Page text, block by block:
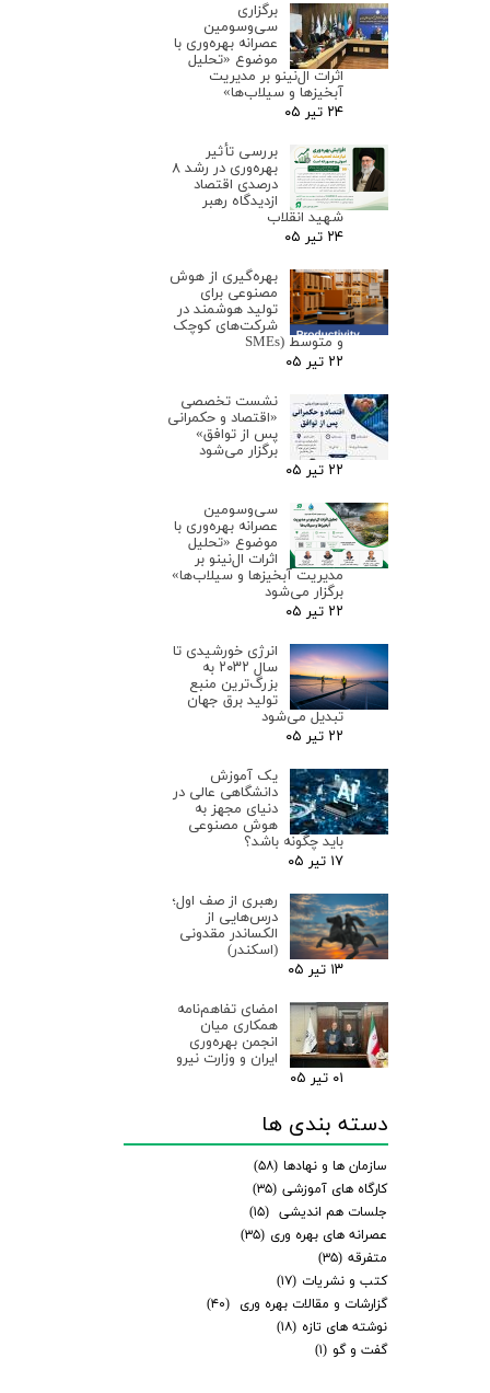
برگزاری
سی‌وسومین
عصرانه بهره‌وری با
موضوع «تحلیل
اثرات ال‌نینو بر مدیریت
آبخیزها و سیلاب‌ها»
۲۴ تیر ۰۵
بررسی تأثیر
بهره‌وری در رشد ۸
درصدی اقتصاد
ازدیدگاه رهبر
شهید انقلاب
۲۴ تیر ۰۵
بهره‌گیری از هوش
مصنوعی برای
تولید هوشمند در
شرکت‌های کوچک
و متوسط (SMEs
۲۲ تیر ۰۵
نشست تخصصی
«اقتصاد و حکمرانی
پس از توافق»
برگزار می‌شود
۲۲ تیر ۰۵
سی‌وسومین
عصرانه بهره‌وری با
موضوع «تحلیل
اثرات ال‌نینو بر
مدیریت آبخیزها و سیلاب‌ها»
برگزار می‌شود
۲۲ تیر ۰۵
انرژی خورشیدی تا
سال ۲۰۳۲ به
بزرگ‌ترین منبع
تولید برق جهان
تبدیل می‌شود
۲۲ تیر ۰۵
یک آموزش
دانشگاهی عالی در
دنیای مجهز به
هوش مصنوعی
باید چگونه باشد؟
۱۷ تیر ۰۵
رهبری از صف اول؛
درس‌هایی از
الکساندر مقدونی
(اسکندر)
۱۳ تیر ۰۵
امضای تفاهم‌نامه
همکاری میان
انجمن بهره‌وری
ایران و وزارت نیرو
۰۱ تیر ۰۵
دسته بندی ها
سازمان ها و نهادها (۵۸)
کارگاه های آموزشی (۳۵)
جلسات هم اندیشی (۱۵)
عصرانه های بهره وری (۳۵)
متفرقه (۳۵)
کتب و نشریات (۱۷)
گزارشات و مقالات بهره وری
(۴۰)
نوشته های تازه (۱۸)
گفت و گو (۱)